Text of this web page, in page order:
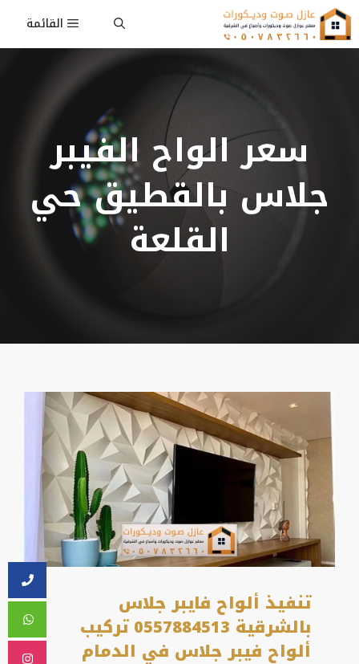
انتقل
إلى
المحتوى
القائمة
سعر الواح الفيبر
جلاس بالقطيق حي
القلعة
تنفيذ ألواح فايبر جلاس
بالشرقية 0557884513 تركيب
ألواح فيبر جلاس في الدمام